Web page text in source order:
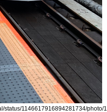
status/1146617916894281734/photo/1